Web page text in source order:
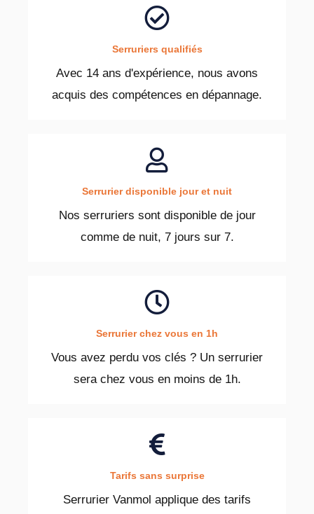
Serruriers qualifiés
Avec 14 ans d'expérience, nous avons
acquis des compétences en dépannage.
Serrurier disponible jour et nuit
Nos serruriers sont disponible de jour
comme de nuit, 7 jours sur 7.
Serrurier chez vous en 1h
Vous avez perdu vos clés ? Un serrurier
sera chez vous en moins de 1h.
Tarifs sans surprise
Serrurier Vanmol applique des tarifs